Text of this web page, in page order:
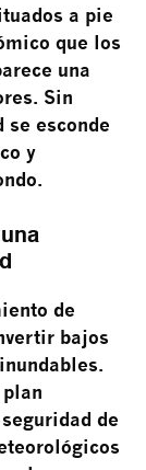
a pie
que los
una
Sin
esconde
y
de
bajos
de